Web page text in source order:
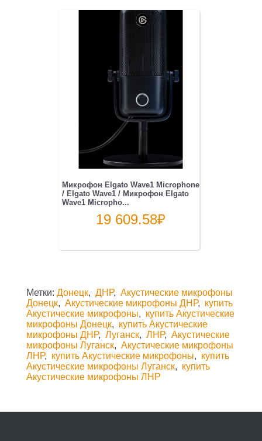
Микрофон Elgato Wave1 Microphone
/ Elgato Wave1 / Микрофон Elgato
Wave1 Micropho...
19 609.58₽
Метки: Донецк, ДНР, Акустические микрофоны
Донецк, Акустические микрофоны ДНР, купить
Акустические микрофоны, купить Акустические
микрофоны Донецк, купить Акустические
микрофоны ДНР, Луганск, ЛНР, Акустические
микрофоны Луганск, Акустические микрофоны
ЛНР, купить Акустические микрофоны, купить
Акустические микрофоны Луганск, купить
Акустические микрофоны ЛНР